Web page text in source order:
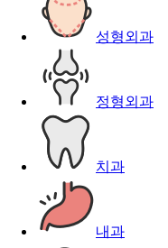
성형외과
정형외과
치과
내과